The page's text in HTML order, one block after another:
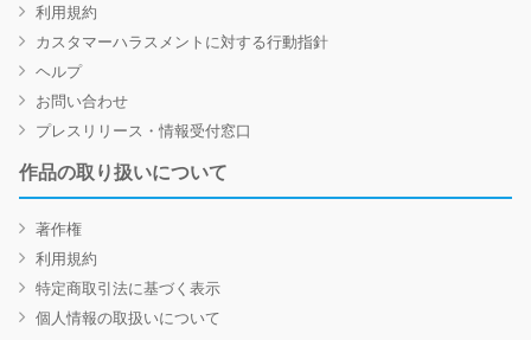
利用規約
カスタマーハラスメントに対する行動指針
ヘルプ
お問い合わせ
プレスリリース・情報受付窓口
作品の取り扱いについて
著作権
利用規約
特定商取引法に基づく表示
個人情報の取扱いについて